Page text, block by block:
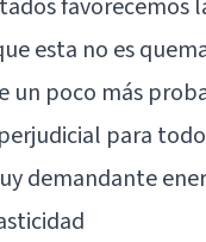
favorecemos
esta no es
un poco más
para
demandante